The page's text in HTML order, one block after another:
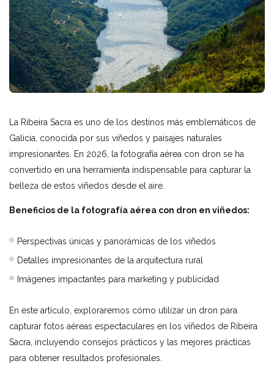
La Ribeira Sacra es uno de los destinos más emblemáticos de
Galicia, conocida por sus viñedos y paisajes naturales
impresionantes. En 2026, la fotografía aérea con dron se ha
convertido en una herramienta indispensable para capturar la
belleza de estos viñedos desde el aire.
Beneficios de la fotografía aérea con dron en viñedos:
Perspectivas únicas y panorámicas de los viñedos
Detalles impresionantes de la arquitectura rural
Imágenes impactantes para marketing y publicidad
En este artículo, exploraremos cómo utilizar un dron para
capturar fotos aéreas espectaculares en los viñedos de Ribeira
Sacra, incluyendo consejos prácticos y las mejores prácticas
para obtener resultados profesionales.